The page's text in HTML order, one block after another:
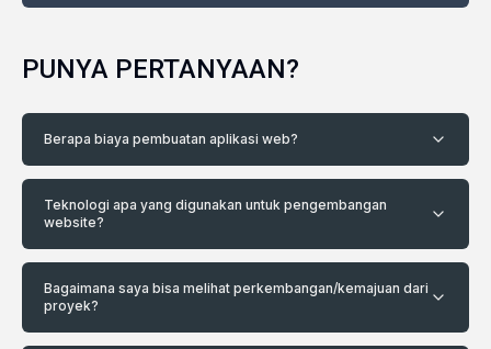
PUNYA PERTANYAAN?
Berapa biaya pembuatan aplikasi web?
Teknologi apa yang digunakan untuk pengembangan
website?
Bagaimana saya bisa melihat perkembangan/kemajuan dari
proyek?